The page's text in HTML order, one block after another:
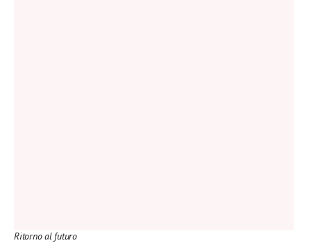
Ritorno al futuro